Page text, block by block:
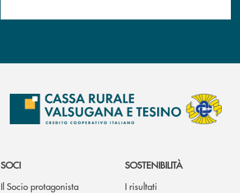
SOCI
Il Socio protagonista
SOSTENIBILITÀ
I risultati